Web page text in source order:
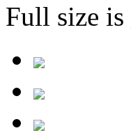
Full size is